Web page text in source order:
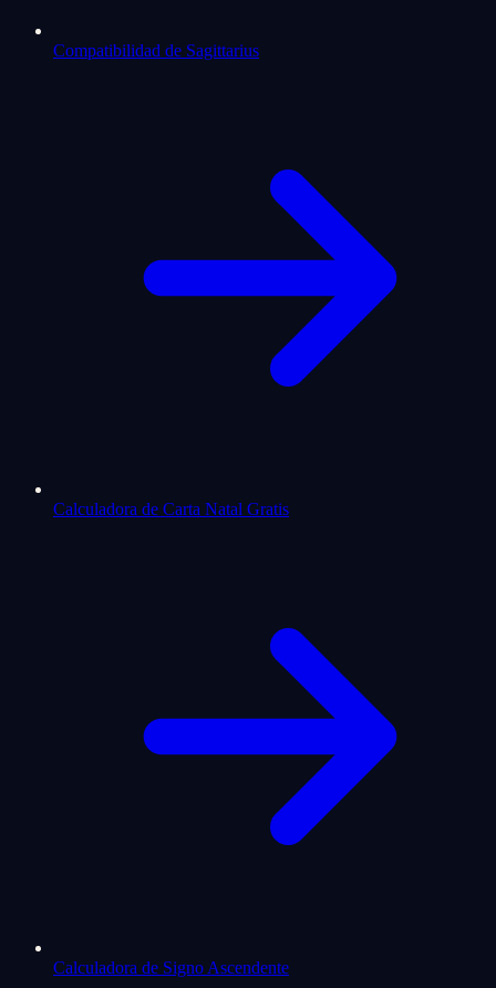
Compatibilidad de Sagittarius
Calculadora de Carta Natal Gratis
Calculadora de Signo Ascendente